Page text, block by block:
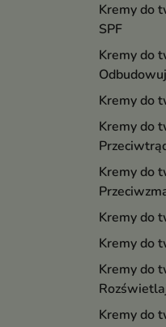
Kremy do
SPF
Kremy do
Kremy do
Kremy do
Kremy do
Kremy do
Kremy do
Kremy do
Kremy do